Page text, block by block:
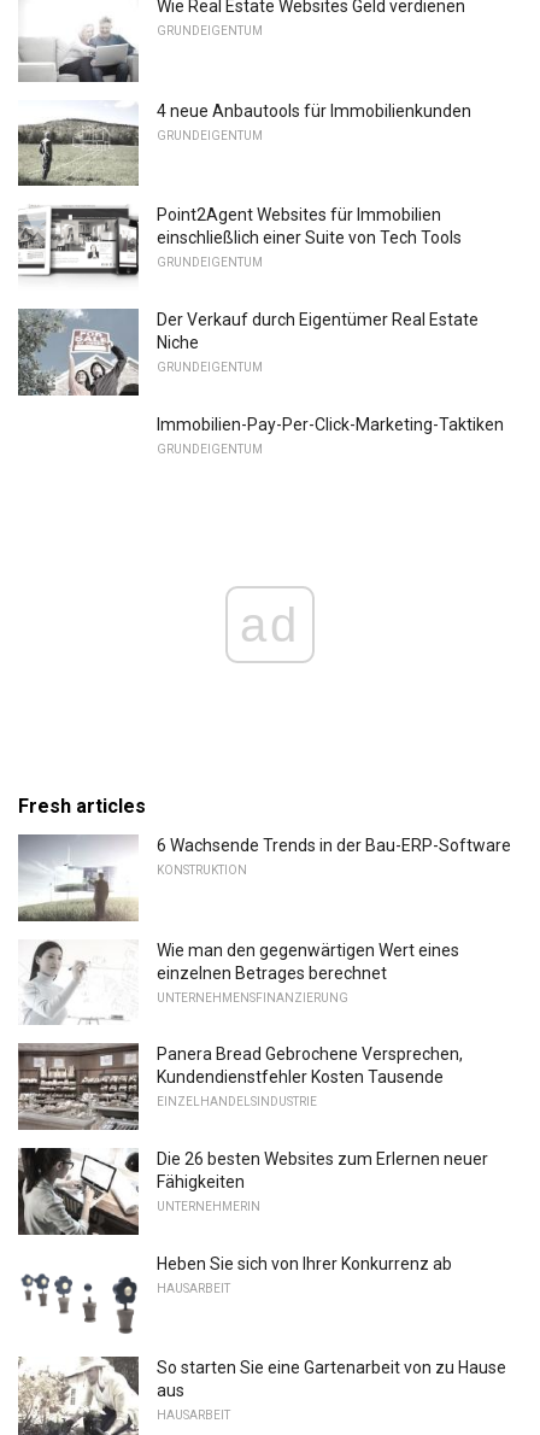
Wie Real Estate Websites Geld verdienen
GRUNDEIGENTUM
4 neue Anbautools für Immobilienkunden
GRUNDEIGENTUM
Point2Agent Websites für Immobilien
einschließlich einer Suite von Tech Tools
GRUNDEIGENTUM
Der Verkauf durch Eigentümer Real Estate
Niche
GRUNDEIGENTUM
Immobilien-Pay-Per-Click-Marketing-Taktiken
GRUNDEIGENTUM
ad
Fresh articles
6 Wachsende Trends in der Bau-ERP-Software
KONSTRUKTION
Wie man den gegenwärtigen Wert eines
einzelnen Betrages berechnet
UNTERNEHMENSFINANZIERUNG
Panera Bread Gebrochene Versprechen,
Kundendienstfehler Kosten Tausende
EINZELHANDELSINDUSTRIE
Die 26 besten Websites zum Erlernen neuer
Fähigkeiten
UNTERNEHMERIN
Heben Sie sich von Ihrer Konkurrenz ab
HAUSARBEIT
So starten Sie eine Gartenarbeit von zu Hause
aus
HAUSARBEIT